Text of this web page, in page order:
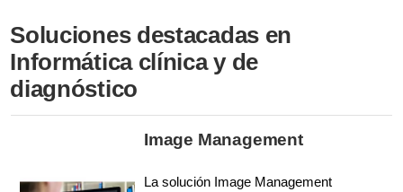
Soluciones destacadas en
Informática clínica y de
diagnóstico
Image Management
La solución Image Management